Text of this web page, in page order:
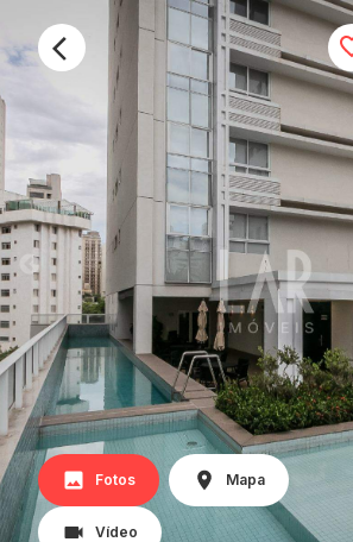
Fotos Mapa
Vídeo